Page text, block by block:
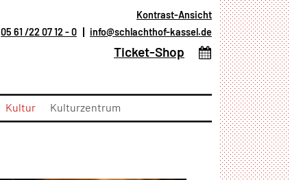
Kontrast-Ansicht
05 61 /22 07 12 - 0
info@schlachthof-kassel.de
Ticket-Shop (öffnet in neuem
Kultur Kulturzentrum